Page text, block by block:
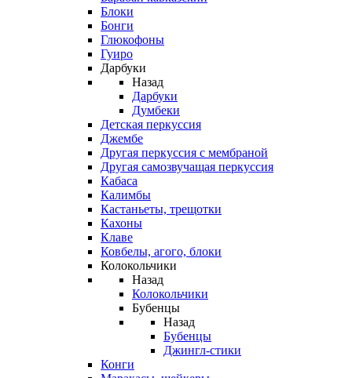
Блоки
Бонги
Глюкофоны
Гуиро
Дарбуки
Назад
Дарбуки
Думбеки
Детская перкуссия
Джембе
Другая перкуссия с мембраной
Другая самозвучащая перкуссия
Кабаса
Калимбы
Кастаньеты, трещотки
Кахоны
Клаве
Ковбелы, агого, блоки
Колокольчики
Назад
Колокольчики
Бубенцы
Назад
Бубенцы
Джингл-стики
Конги